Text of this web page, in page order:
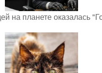
на планете оказалась